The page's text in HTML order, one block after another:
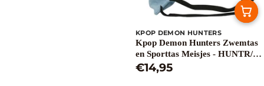
KPOP DEMON HUNTERS
Kpop Demon Hunters Zwemtas
en Sporttas Meisjes - HUNTR/X
- Lichtblauw - 40 x 30 cm
€14,95